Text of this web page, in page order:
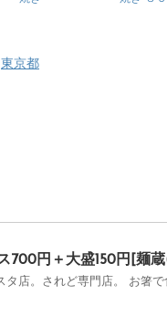
東京都
700円＋大盛150円[麺
タ店。されど専門店。 お箸